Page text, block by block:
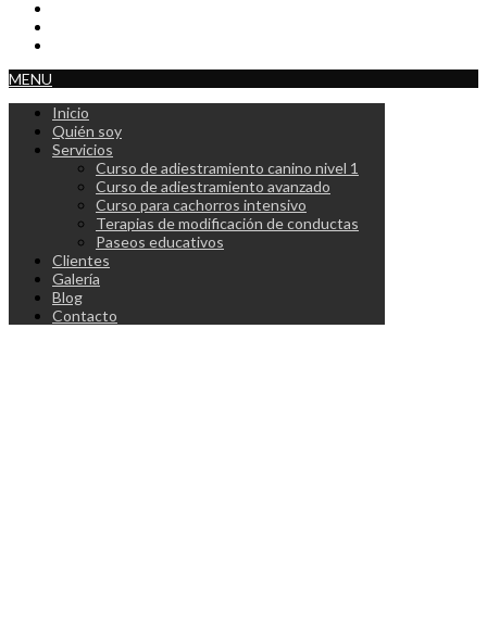
MENU
Inicio
Quién soy
Servicios
Curso de adiestramiento canino nivel 1
Curso de adiestramiento avanzado
Curso para cachorros intensivo
Terapias de modificación de conductas
Paseos educativos
Clientes
Galería
Blog
Contacto